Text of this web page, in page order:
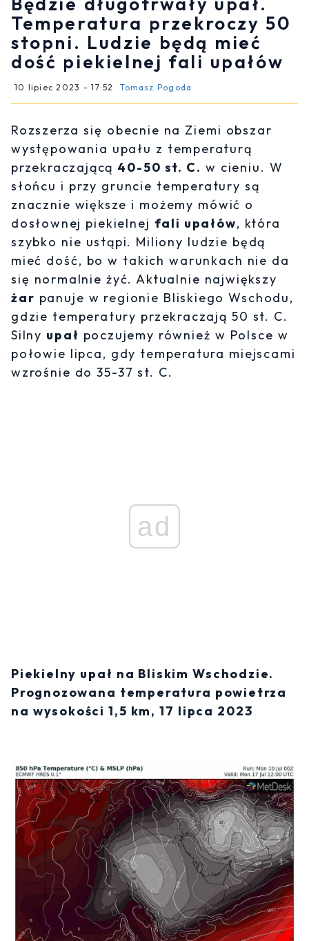
Temperatura przekroczy 50
stopni. Ludzie będą mieć
dość piekielnej fali upałów
10 lipiec 2023 - 17:52 Tomasz Pogoda
Rozszerza się obecnie na Ziemi obszar
występowania upału z temperaturą
przekraczającą 40-50 st. C. w cieniu. W
słońcu i przy gruncie temperatury są
znacznie większe i możemy mówić o
dosłownej piekielnej fali upałów, która
szybko nie ustąpi. Miliony ludzie będą
mieć dość, bo w takich warunkach nie da
się normalnie żyć. Aktualnie największy
żar panuje w regionie Bliskiego Wschodu,
gdzie temperatury przekraczają 50 st. C.
Silny upał poczujemy również w Polsce w
połowie lipca, gdy temperatura miejscami
wzrośnie do 35-37 st. C.
ad
Piekielny upał na Bliskim Wschodzie.
Prognozowana temperatura powietrza
na wysokości 1,5 km, 17 lipca 2023